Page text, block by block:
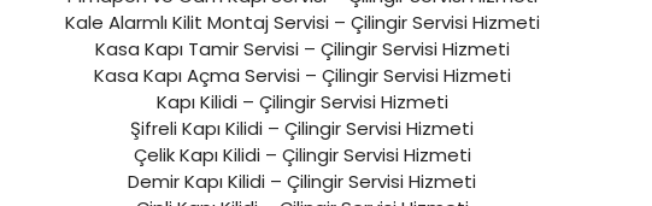
Kale Alarmlı Kilit Montaj Servisi – Çilingir Servisi Hizmeti
Kasa Kapı Tamir Servisi – Çilingir Servisi Hizmeti
Kasa Kapı Açma Servisi – Çilingir Servisi Hizmeti
Kapı Kilidi – Çilingir Servisi Hizmeti
Şifreli Kapı Kilidi – Çilingir Servisi Hizmeti
Çelik Kapı Kilidi – Çilingir Servisi Hizmeti
Demir Kapı Kilidi – Çilingir Servisi Hizmeti